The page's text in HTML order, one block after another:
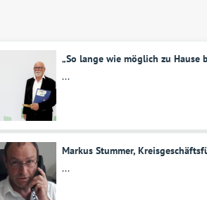
„So lange wie möglich zu Hause
...
Markus Stummer,
...